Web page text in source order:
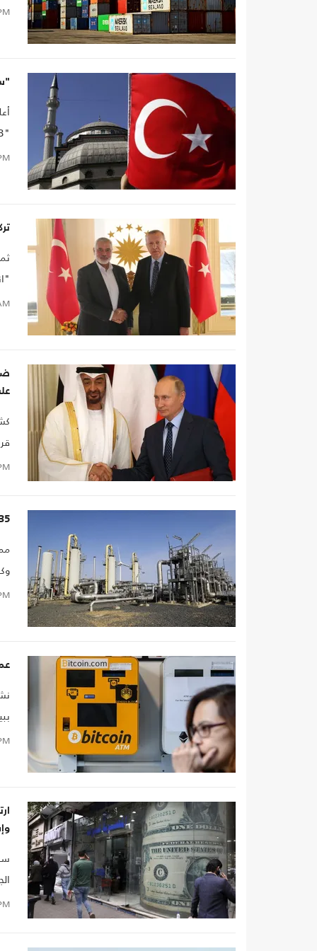
"B+".
35 في المائة نمو التجارة بين مصر